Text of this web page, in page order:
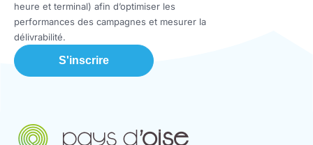
heure et terminal) afin d’optimiser les
performances des campagnes et mesurer la
délivrabilité.